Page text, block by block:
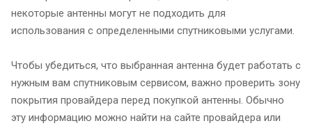
некоторые антенны могут не подходить для
использования с определенными спутниковыми услугами.
Чтобы убедиться, что выбранная антенна будет работать с
нужным вам спутниковым сервисом, важно проверить зону
покрытия провайдера перед покупкой антенны. Обычно
эту информацию можно найти на сайте провайдера или